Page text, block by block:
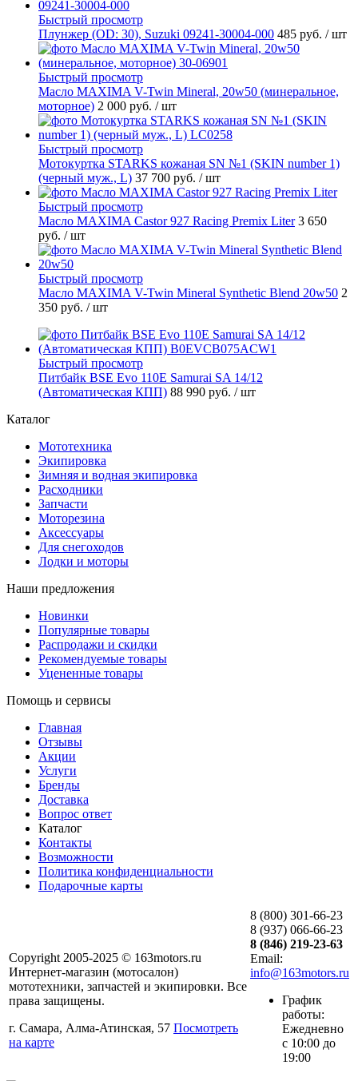
Быстрый просмотр
Плунжер (OD: 30), Suzuki 09241-30004-000 485 руб. / шт
Быстрый просмотр
Масло MAXIMA V-Twin Mineral, 20w50 (минеральное,
моторное) 2 000 руб. / шт
Быстрый просмотр
Мотокуртка STARKS кожаная SN №1 (SKIN number 1)
(черный муж., L) 37 700 руб. / шт
Быстрый просмотр
Масло MAXIMA Castor 927 Racing Premix Liter 3 650
руб. / шт
Быстрый просмотр
Масло MAXIMA V-Twin Mineral Synthetic Blend 20w50 2
350 руб. / шт
Быстрый просмотр
Питбайк BSE Evo 110E Samurai SA 14/12
(Автоматическая КПП) 88 990 руб. / шт
Каталог
Мототехника
Экипировка
Зимняя и водная экипировка
Расходники
Запчасти
Моторезина
Аксессуары
Для снегоходов
Лодки и моторы
Наши предложения
Новинки
Популярные товары
Распродажи и скидки
Рекомендуемые товары
Уцененные товары
Помощь и сервисы
Главная
Отзывы
Акции
Услуги
Бренды
Доставка
Вопрос ответ
Каталог
Контакты
Возможности
Политика конфиденциальности
Подарочные карты
Copyright 2005-2025 © 163motors.ru
Интернет-магазин (мотосалон)
мототехники, запчастей и экипировки. Все
права защищены.
г. Самара, Алма-Атинская, 57 Посмотреть
на карте
8 (800) 301-66-23
8 (937) 066-66-23
8 (846) 219-23-63
Email:
info@163motors.ru
График
работы:
Ежедневно
с 10:00 до
19:00